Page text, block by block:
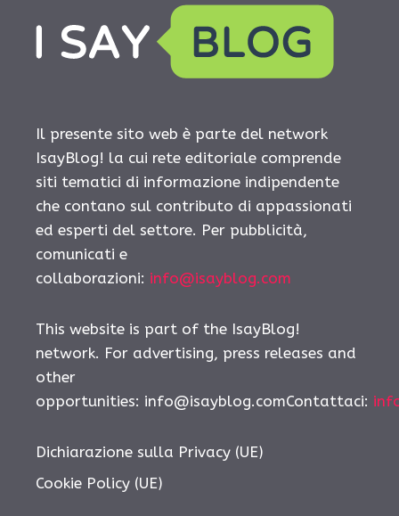
Il presente sito web è parte del network
IsayBlog! la cui rete editoriale comprende
siti tematici di informazione indipendente
che contano sul contributo di appassionati
ed esperti del settore. Per pubblicità,
comunicati e
collaborazioni: info@isayblog.com
This website is part of the IsayBlog!
network. For advertising, press releases and
other
opportunities: info@isayblog.comContattaci:
Dichiarazione sulla Privacy (UE)
Cookie Policy (UE)